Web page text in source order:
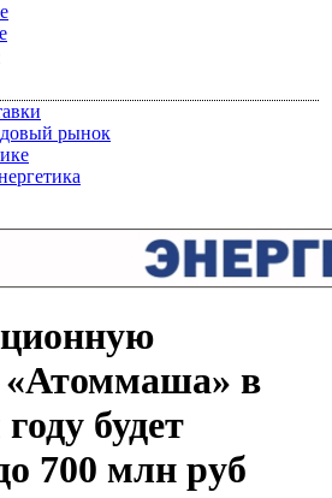
рынок
в
будет
700 млн руб